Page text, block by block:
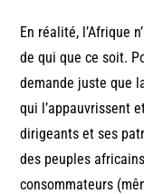
En réalité, l’Afrique
de qui que ce soit.
demande juste que
qui l’appauvrissent
dirigeants et ses
des peuples
consommateurs